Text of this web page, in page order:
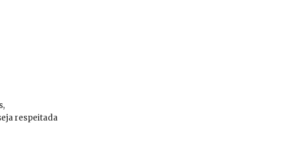
respeitada